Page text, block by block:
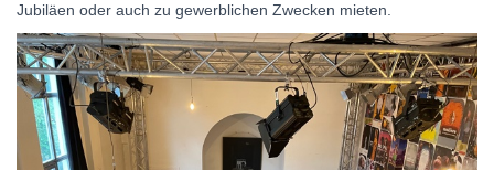
Jubiläen oder auch zu gewerblichen Zwecken mieten.